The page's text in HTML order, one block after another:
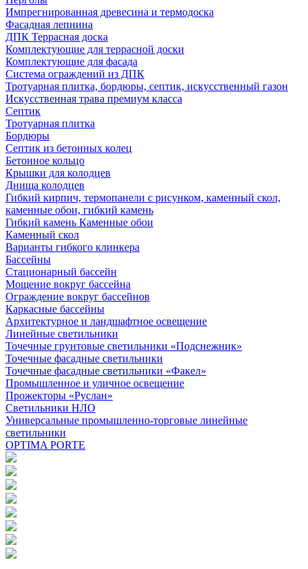
Импрегнированная древесина и термодоска
Фасадная лепнина
ДПК Террасная доска
Комплектующие для террасной доски
Комплектующие для фасада
Система ограждений из ДПК
Тротуарная плитка, бордюры, септик, искусственный газон
Искусственная трава премиум класса
Септик
Тротуарная плитка
Бордюры
Септик из бетонных колец
Бетонное кольцо
Крышки для колодцев
Днища колодцев
Гибкий кирпич, термопанели с рисунком, каменный скол,
каменные обои, гибкий камень
Гибкий камень Каменные обои
Каменный скол
Варианты гибкого клинкера
Бассейны
Стационарный бассейн
Мощение вокруг бассейна
Ограждение вокруг бассейнов
Каркасные бассейны
Архитектурное и ландшафтное освещение
Линейные светильники
Точечные грунтовые светильники «Подснежник»
Точечные фасадные светильники
Точечные фасадные светильники «Факел»
Промышленное и уличное освещение
Прожекторы «Руслан»
Светильники НЛО
Универсальные промышленно-торговые линейные
светильники
OPTIMA PORTE